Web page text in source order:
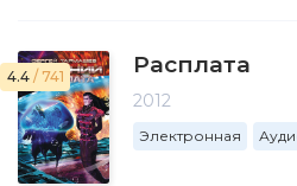
4.4 / 741 Расплата
2012
Электронная